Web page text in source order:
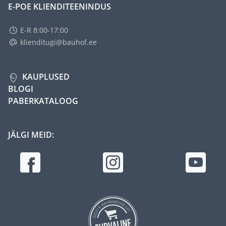
E-POE KLIENDITEENINDUS
E-R 8:00-17:00
klienditugi@bauhof.ee
KAUPLUSED
BLOGI
PABERKATALOOG
JÄLGI MEID: